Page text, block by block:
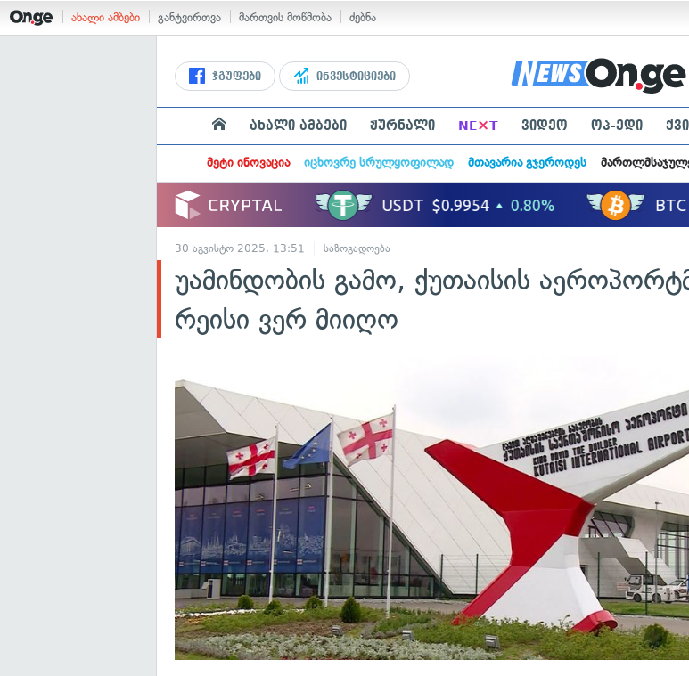
ახალი ამბები განტვირთვა მართვის მოწმობა ძებნა
ჯგუფები ინვესტიციები
ახალი ამბები ჟურნალი NE×T ვიდეო ოპ-ედი
მეტი ინოვაცია იცხოვრე სრულყოფილად მთავარია გჯეროდეს
30 აგვისტო 2025, 13:51 საზოგადოება
უამინდობის გამო, ქუთაისის
რეისი ვერ მიიღო